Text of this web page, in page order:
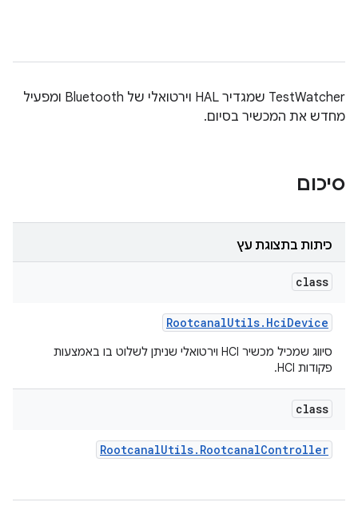
TestWatcher שמגדיר HAL וירטואלי של Bluetooth ומפעיל
מחדש את המכשיר בסיום.
סיכום
כיתות בתצוגת עץ
class
RootcanalUtils. HciDevice
סיווג שמכיל מכשיר HCI וירטואלי שניתן לשלוט בו באמצעות
פקודות HCI.
class
RootcanalUtils. RootcanalController